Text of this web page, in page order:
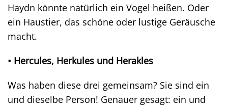
Haydn könnte natürlich ein Vogel heißen. Oder
ein Haustier, das schöne oder lustige Geräusche
macht.
• Hercules, Herkules und Herakles
Was haben diese drei gemeinsam? Sie sind ein
und dieselbe Person! Genauer gesagt: ein und